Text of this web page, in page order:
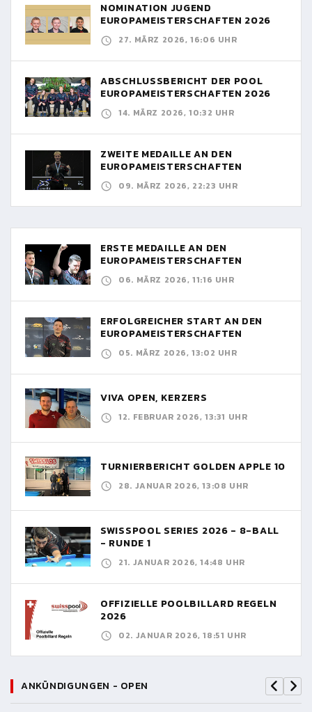
NOMINATION JUGEND
EUROPAMEISTERSCHAFTEN 2026
27. MÄRZ 2026, 16:06 UHR
ABSCHLUSSBERICHT DER POOL
EUROPAMEISTERSCHAFTEN 2026
14. MÄRZ 2026, 10:32 UHR
ZWEITE MEDAILLE AN DEN
EUROPAMEISTERSCHAFTEN
09. MÄRZ 2026, 22:23 UHR
ERSTE MEDAILLE AN DEN
EUROPAMEISTERSCHAFTEN
06. MÄRZ 2026, 11:16 UHR
ERFOLGREICHER START AN DEN
EUROPAMEISTERSCHAFTEN
05. MÄRZ 2026, 13:02 UHR
VIVA OPEN, KERZERS
12. FEBRUAR 2026, 13:31 UHR
TURNIERBERICHT GOLDEN APPLE 10
28. JANUAR 2026, 13:08 UHR
SWISSPOOL SERIES 2026 - 8-BALL
- RUNDE 1
21. JANUAR 2026, 14:48 UHR
OFFIZIELLE POOLBILLARD REGELN
2026
02. JANUAR 2026, 18:51 UHR
ANKÜNDIGUNGEN - OPEN